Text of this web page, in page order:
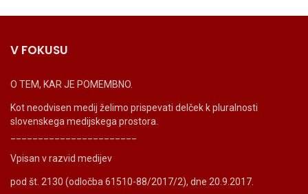
V FOKUSU
O TEM, KAR JE POMEMBNO.
Kot neodvisen medij želimo prispevati delček k pluralnosti
slovenskega medijskega prostora.
Vpisan v razvid medijev
pod št. 2130 (odločba 61510-88/2017/2), dne 20.9.2017.